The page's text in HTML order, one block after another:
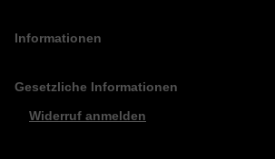
Informationen
Gesetzliche Informationen
Widerruf anmelden